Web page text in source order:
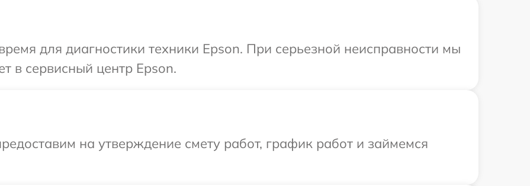
для диагностики техники Epson. При серьезной неисправности мы
в сервисный центр Epson.
на утверждение смету работ, график работ и займемся